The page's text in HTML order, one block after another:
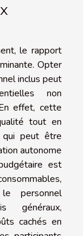
le rapport
Opter
inclus peut
non
effet, cette
tout en
qui peut être
autonome
est
personnel
généraux,
cachés en